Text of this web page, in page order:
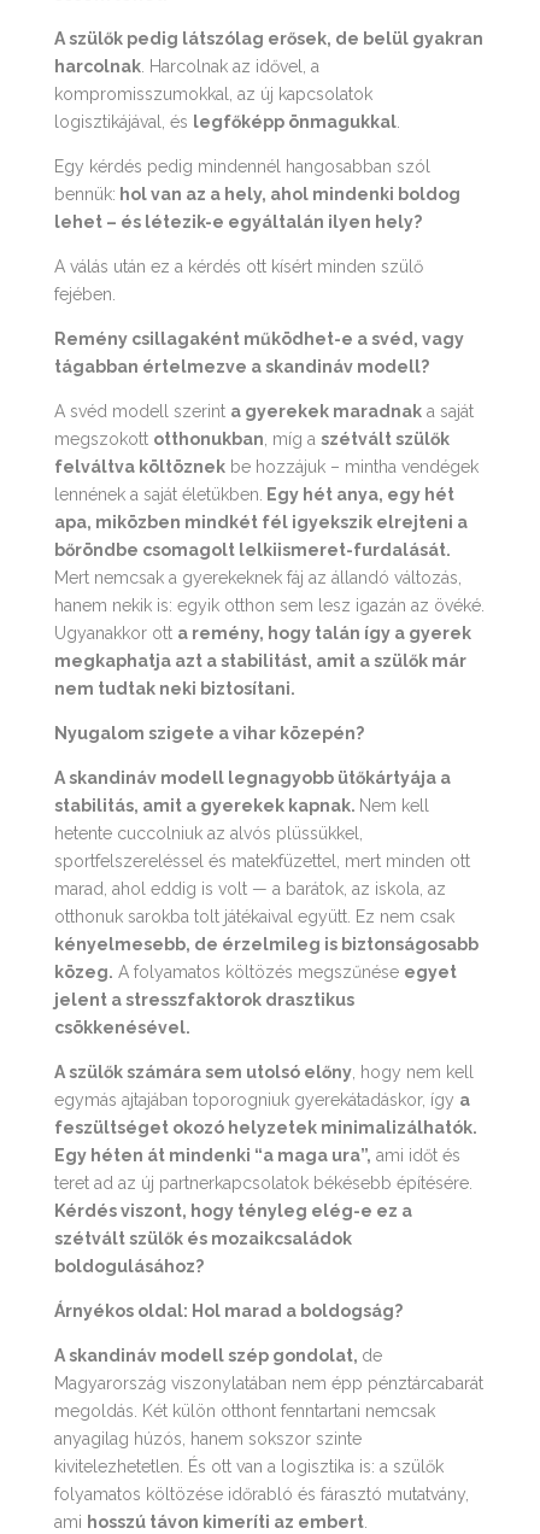
A szülők pedig látszólag erősek, de belül gyakran
harcolnak. Harcolnak az idővel, a
kompromisszumokkal, az új kapcsolatok
logisztikájával, és legfőképp önmagukkal.
Egy kérdés pedig mindennél hangosabban szól
bennük: hol van az a hely, ahol mindenki boldog
lehet – és létezik-e egyáltalán ilyen hely?
A válás után ez a kérdés ott kísért minden szülő
fejében.
Remény csillagaként működhet-e a svéd, vagy
tágabban értelmezve a skandináv modell?
A svéd modell szerint a gyerekek maradnaka saját
megszokott otthonukban , míg a szétvált szülők
felváltva költöznekbe hozzájuk – mintha vendégek
lennének a saját életükben.
Egy hét anya, egy hét
apa, miközben mindkét fél igyekszik elrejteni a
bőröndbe csomagolt lelkiismeret-furdalását.
Mert nemcsak a gyerekeknek fáj az állandó változás,
hanem nekik is: egyik otthon sem lesz igazán az övéké.
Ugyanakkor ott a remény, hogy talán így a gyerek
megkaphatja azt a stabilitást, amit a szülők már
nem tudtak neki biztosítani.
Nyugalom szigete a vihar közepén?
A skandináv modell legnagyobb ütőkártyája a
stabilitás, amit a gyerekek kapnak. Nem kell
hetente cuccolniuk az alvós plüssükkel,
sportfelszereléssel és matekfüzettel, mert minden ott
marad, ahol eddig is volt — a barátok, az iskola, az
otthonuk sarokba tolt játékaival együtt. Ez nem csak
kényelmesebb, de érzelmileg is biztonságosabb
közeg. A folyamatos költözés megszűnése egyet
jelent a stresszfaktorok drasztikus
csökkenésével.
A szülők számára sem utolsó előny, hogy nem kell
egymás ajtajában toporogniuk gyerekátadáskor, így a
feszültséget okozó helyzetek minimalizálhatók.
Egy héten át mindenki “a maga ura”, ami időt és
teret ad az új partnerkapcsolatok békésebb építésére.
Kérdés viszont, hogy tényleg elég-e ez a
szétvált szülők és mozaikcsaládok
boldogulásához?
Árnyékos oldal: Hol marad a boldogság?
A skandináv modell szép gondolat, de
Magyarország viszonylatában nem épp pénztárcabarát
megoldás. Két külön otthont fenntartani nemcsak
anyagilag húzós, hanem sokszor szinte
kivitelezhetetlen. És ott van a logisztika is: a szülők
folyamatos költözése időrabló és fárasztó mutatvány,
ami hosszú távon kimeríti az embert.